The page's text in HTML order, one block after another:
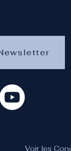
Voir les